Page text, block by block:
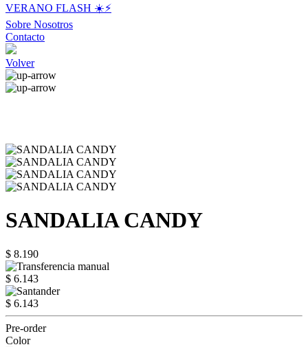
VERANO FLASH ☀️⚡️
Sobre Nosotros
Contacto
Volver
SANDALIA CANDY
$ 8.190
$ 6.143
$ 6.143
Pre-order
Color